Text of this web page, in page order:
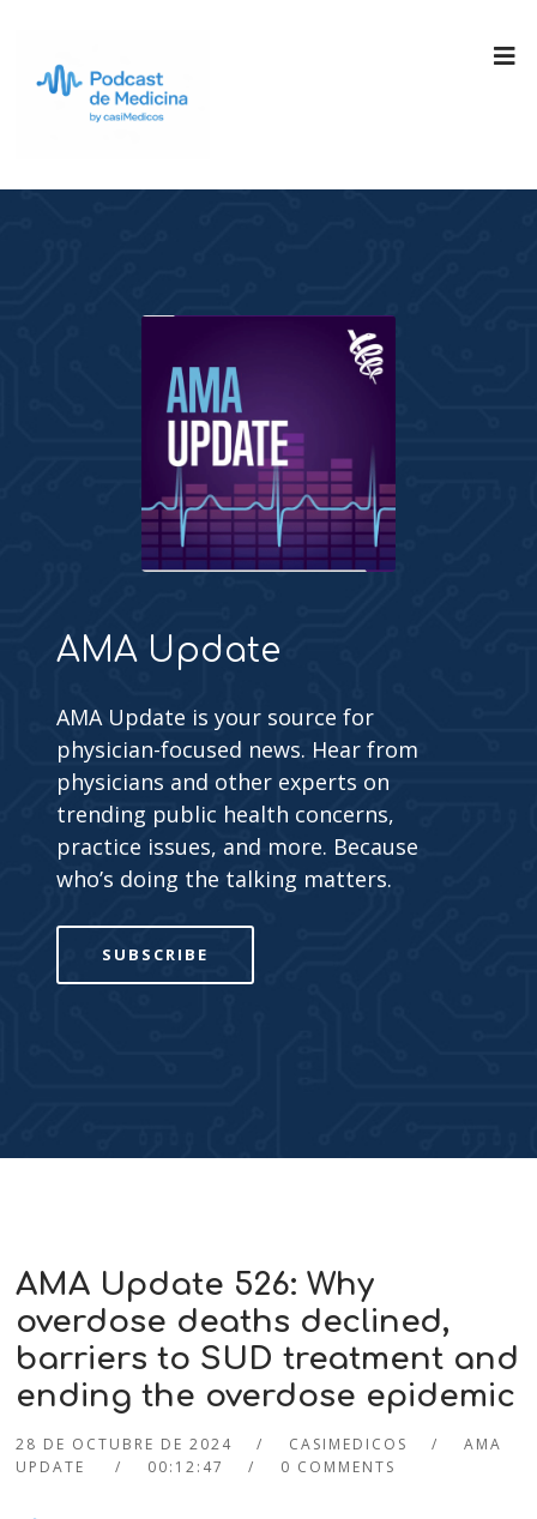
AMA Update
AMA Update is your source for
physician-focused news. Hear from
physicians and other experts on
trending public health concerns,
practice issues, and more. Because
who’s doing the talking matters.
SUBSCRIBE
AMA Update 526: Why
overdose deaths declined,
barriers to SUD treatment and
ending the overdose epidemic
28 DE OCTUBRE DE 2024 CASIMEDICOS
AMA
UPDATE
00:12:47 0 COMMENTS